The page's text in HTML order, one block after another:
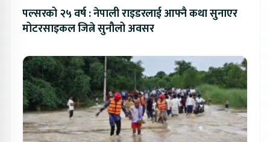
पल्सरको २५ वर्ष : नेपाली राइडरलाई आफ्नै कथा सुनाएर
मोटरसाइकल जित्ने सुनौलो अवसर